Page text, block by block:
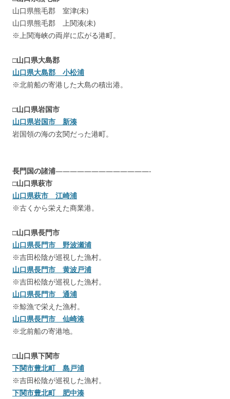
山口県熊毛郡 室津(未)
山口県熊毛郡 上関湊(未)
※上関海峡の両岸に広がる港町。
□山口県大島郡
山口県大島郡 小松浦
※北前船の寄港した大島の積出港。
□山口県岩国市
山口県岩国市 新湊
岩国領の海の玄関だった港町。
長門国の諸浦—————————————-
□山口県萩市
山口県萩市 江崎浦
※古くから栄えた商業港。
□山口県長門市
山口県長門市 野波瀬浦
※吉田松陰が巡視した漁村。
山口県長門市 黄波戸浦
※吉田松陰が巡視した漁村。
山口県長門市 通浦
※鯨漁で栄えた漁村。
山口県長門市 仙崎湊
※北前船の寄港地。
□山口県下関市
下関市豊北町 島戸浦
※吉田松陰が巡視した漁村。
下関市豊北町 肥中湊